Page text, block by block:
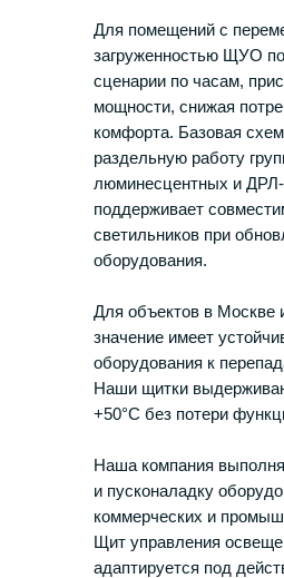
Для помещений с
загруженностью ЩУО
сценарии по часам,
мощности, снижая
комфорта. Базовая
раздельную работу
люминесцентных и
поддерживает
светильников при
оборудования.
Для объектов в Москве
значение имеет
оборудования к
Наши щитки
+50°С без потери
Наша компания
и пусконаладку
коммерческих и
Щит управления
адаптируется под